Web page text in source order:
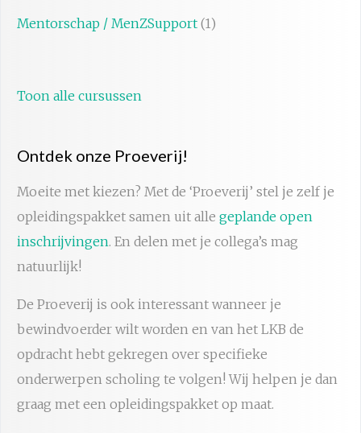
Mentorschap / MenZSupport (1)
Toon alle cursussen
Ontdek onze Proeverij!
Moeite met kiezen? Met de ‘Proeverij’ stel je zelf je
opleidingspakket samen uit alle geplande open
inschrijvingen. En delen met je collega’s mag
natuurlijk!
De Proeverij is ook interessant wanneer je
bewindvoerder wilt worden en van het LKB de
opdracht hebt gekregen over specifieke
onderwerpen scholing te volgen! Wij helpen je dan
graag met een opleidingspakket op maat.